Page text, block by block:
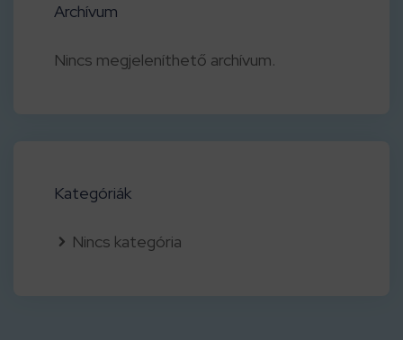
Archívum
Nincs megjeleníthető archívum.
Kategóriák
Nincs kategória